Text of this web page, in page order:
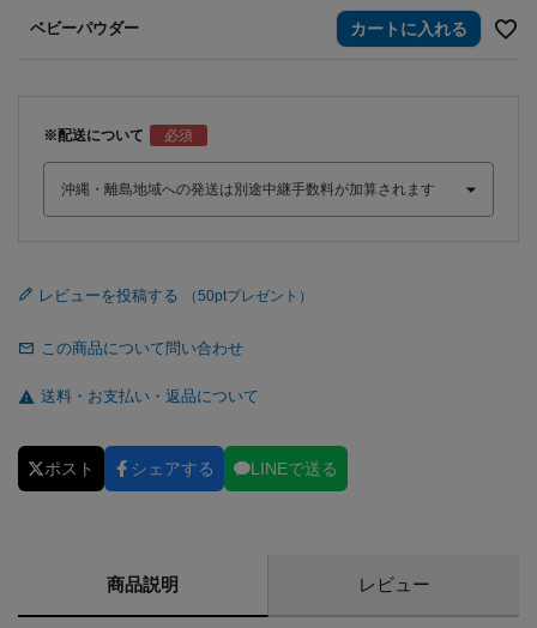
ベビーパウダー カートに入れる
※配送について
レビューを投稿する
この商品について問い合わせ
送料・お支払い・返品について
ポスト シェアする LINEで送る
商品説明 レビュー